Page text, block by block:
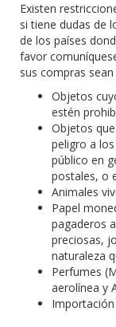
Existen
si tiene dudas de
de los países
favor
sus compras
Objetos
estén
Objetos
peligro a
público en
postales, o
Animales
Papel
pagaderos
preciosas,
naturaleza
Perfumes
aerolínea y